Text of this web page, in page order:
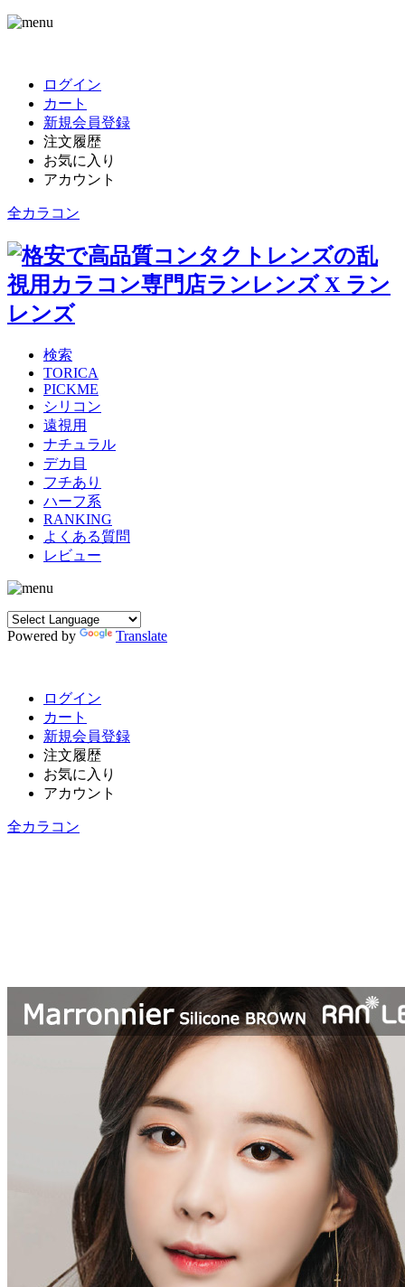
ログイン
カート
新規会員登録
注文履歴
お気に入り
アカウント
全カラコン
検索
TORICA
PICKME
シリコン
遠視用
ナチュラル
デカ目
フチあり
ハーフ系
RANKING
よくある質問
レビュー
Powered by Translate
ログイン
カート
新規会員登録
注文履歴
お気に入り
アカウント
全カラコン